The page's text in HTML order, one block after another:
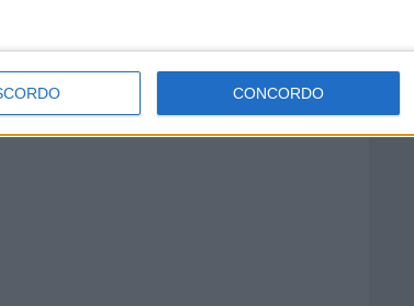
CONCORDO
prolonga-se até ao fim de semana